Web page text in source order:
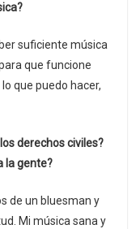
suficiente música
que funcione
que puedo hacer,
derechos civiles?
la gente?
de un bluesman y
Mi música sana y